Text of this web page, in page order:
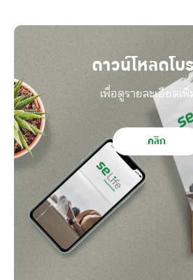
ดาวน์โหลดโบ
เพื่อดูรายละเอียดเพิ่
คลิก